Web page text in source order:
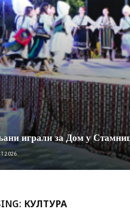
играли за Дом у
2026.
КУЛТУРА